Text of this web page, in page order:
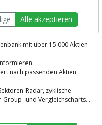
von
mit über 15.000 Aktien
nach passenden Aktien
Radar, zyklische
Group- und Vergleichscharts....
Alle akzeptieren